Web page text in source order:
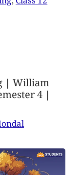
| William
4 |